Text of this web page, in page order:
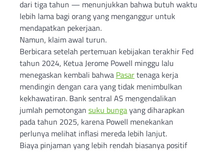
dari tiga tahun — menunjukkan bahwa butuh waktu
lebih lama bagi orang yang menganggur untuk
mendapatkan pekerjaan.
Namun, klaim awal turun.
Berbicara setelah pertemuan kebijakan terakhir Fed
tahun 2024, Ketua Jerome Powell minggu lalu
menegaskan kembali bahwa Pasartenaga kerja
mendingin dengan cara yang tidak menimbulkan
kekhawatiran. Bank sentral AS mengendalikan
jumlah pemotongan suku bungayang diharapkan
pada tahun 2025, karena Powell menekankan
perlunya melihat inflasi mereda lebih lanjut.
Biaya pinjaman yang lebih rendah biasanya positif